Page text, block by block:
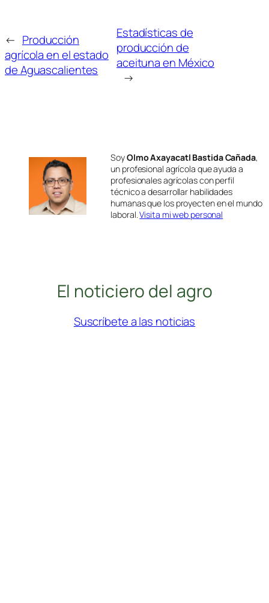
← Producción
agrícola en el estado
de Aguascalientes
Estadísticas de
producción de
aceituna en México
→
SoyOlmo Axayacatl Bastida Cañada,
un profesional agrícola que ayuda a
profesionales agrícolas con perfil
técnico a desarrollar habilidades
humanas que los proyecten en el mundo
laboral.Visita mi web personal
El noticiero del agro
Suscríbete a las noticias